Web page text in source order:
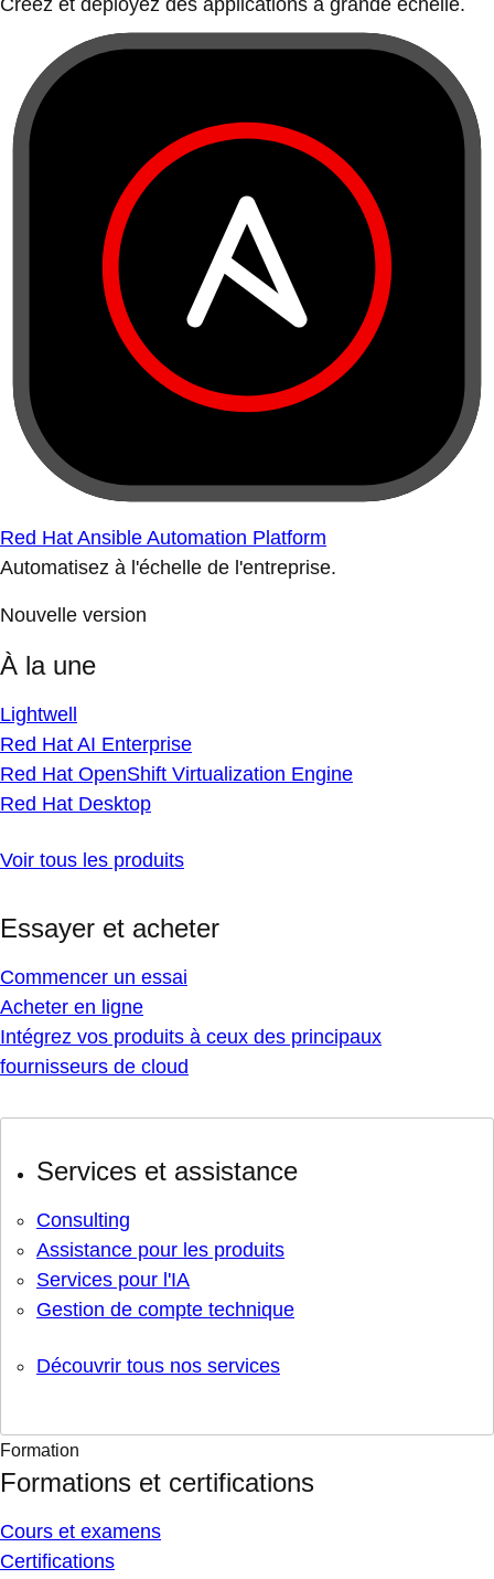
Créez et déployez des applications à grande échelle.
Red Hat Ansible Automation Platform
Automatisez à l'échelle de l'entreprise.
Nouvelle version
À la une
Lightwell
Red Hat AI Enterprise
Red Hat OpenShift Virtualization Engine
Red Hat Desktop
Voir tous les produits
Essayer et acheter
Commencer un essai
Acheter en ligne
Intégrez vos produits à ceux des principaux
fournisseurs de cloud
Services et assistance
Consulting
Assistance pour les produits
Services pour l'IA
Gestion de compte technique
Découvrir tous nos services
Formation
Formations et certifications
Cours et examens
Certifications